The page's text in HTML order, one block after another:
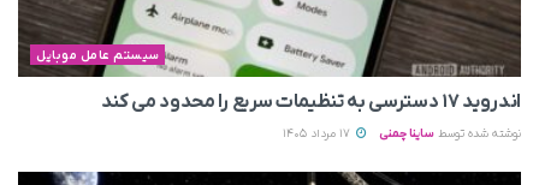
سیستم عامل موبایل
اندروید ۱۷ دسترسی به تنظیمات سریع را محدود می‌ کند
نوشته شده توسط ساینا چمنی